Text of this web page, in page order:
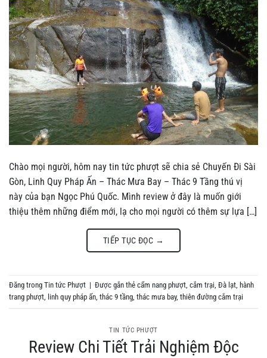
Chào mọi người, hôm nay tin tức phượt sẽ chia sẻ Chuyến Đi Sài
Gòn, Linh Quy Pháp Ấn – Thác Mưa Bay – Thác 9 Tầng thú vị
này của bạn Ngọc Phú Quốc. Mình review ở đây là muốn giới
thiệu thêm những điểm mới, lạ cho mọi người có thêm sự lựa […]
TIẾP TỤC ĐỌC →
Đăng trong Tin tức Phượt | Được gắn thẻ cẩm nang phượt cắm trại Đà lạt hành
trang phượt
linh quy pháp ấn thác 9 tầng thác mưa bay, thiên đường cắm trại
TIN TỨC PHƯỢT
Review Chi Tiết Trải Nghiệm Độc